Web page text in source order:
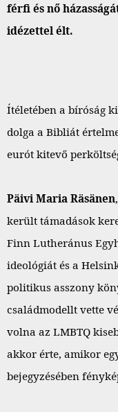
férfi és nő
idézettel élt.
Ítéletében a bíróság
dolga a Bibliát
eurót kitevő
Päivi Maria Räsänen
került támadások
Finn Lutheránus
ideológiát és a
politikus asszony
családmodellt vette
volna az LMBTQ
akkor érte, amikor
bejegyzésében